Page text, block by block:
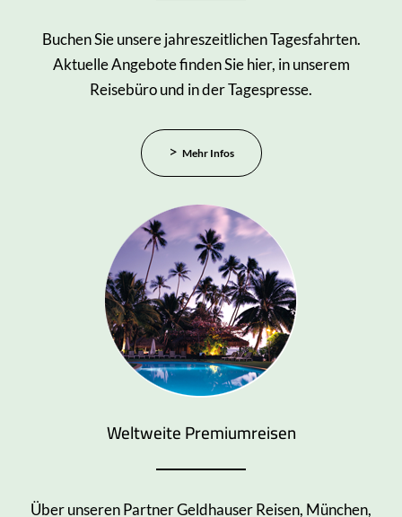
Buchen Sie unsere jahreszeitlichen Tagesfahrten.
Aktuelle Angebote finden Sie hier, in unserem
Reisebüro und in der Tagespresse.
Mehr Infos
Weltweite Premiumreisen
Über unseren Partner Geldhauser Reisen, München,